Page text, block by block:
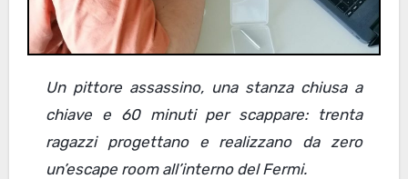
Un pittore assassino, una stanza chiusa a
chiave e 60 minuti per scappare: trenta
ragazzi progettano e realizzano da zero
un’escape room all’interno del Fermi.